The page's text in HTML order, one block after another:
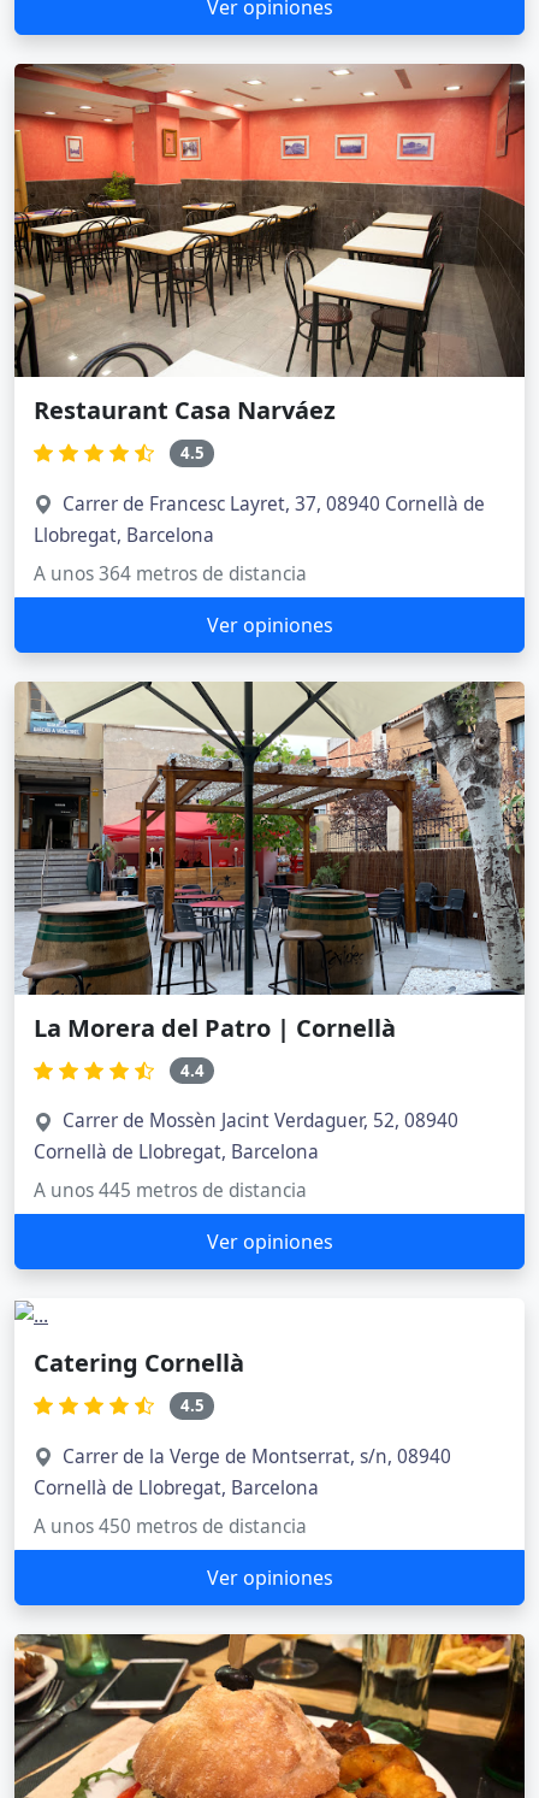
Ver opiniones
Restaurant Casa Narváez
4.5
Carrer de Francesc Layret, 37, 08940 Cornellà de
Llobregat, Barcelona
A unos 364 metros de distancia
Ver opiniones
La Morera del Patro | Cornellà
4.4
Carrer de Mossèn Jacint Verdaguer, 52, 08940
Cornellà de Llobregat, Barcelona
A unos 445 metros de distancia
Ver opiniones
Catering Cornellà
4.5
Carrer de la Verge de Montserrat, s/n, 08940
Cornellà de Llobregat, Barcelona
A unos 450 metros de distancia
Ver opiniones